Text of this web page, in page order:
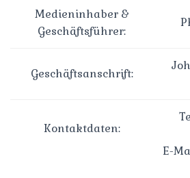
Medieninhaber &
Geschäftsführer:
Geschäftsanschrift:
Kontaktdaten:
E-